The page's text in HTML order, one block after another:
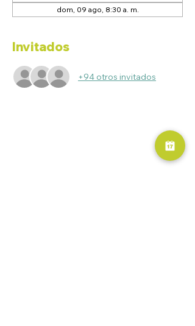
dom, 09 ago, 8:30 a. m.
Invitados
+94 otros invitados